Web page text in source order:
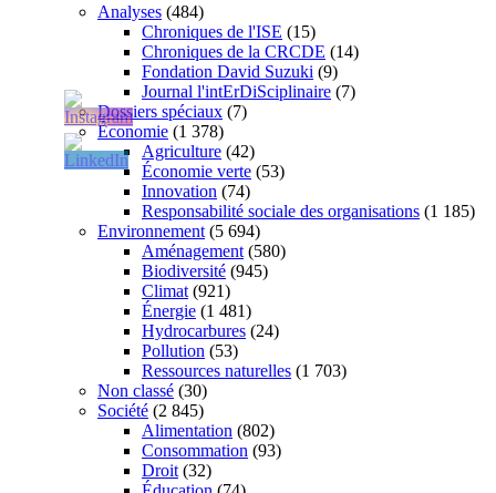
Analyses (484)
Chroniques de l'ISE (15)
Chroniques de la CRCDE (14)
Fondation David Suzuki (9)
Journal l'intErDiSciplinaire (7)
Dossiers spéciaux (7)
Économie (1 378)
Agriculture (42)
Économie verte (53)
Innovation (74)
Responsabilité sociale des organisations (1 185)
Environnement (5 694)
Aménagement (580)
Biodiversité (945)
Climat (921)
Énergie (1 481)
Hydrocarbures (24)
Pollution (53)
Ressources naturelles (1 703)
Non classé (30)
Société (2 845)
Alimentation (802)
Consommation (93)
Droit (32)